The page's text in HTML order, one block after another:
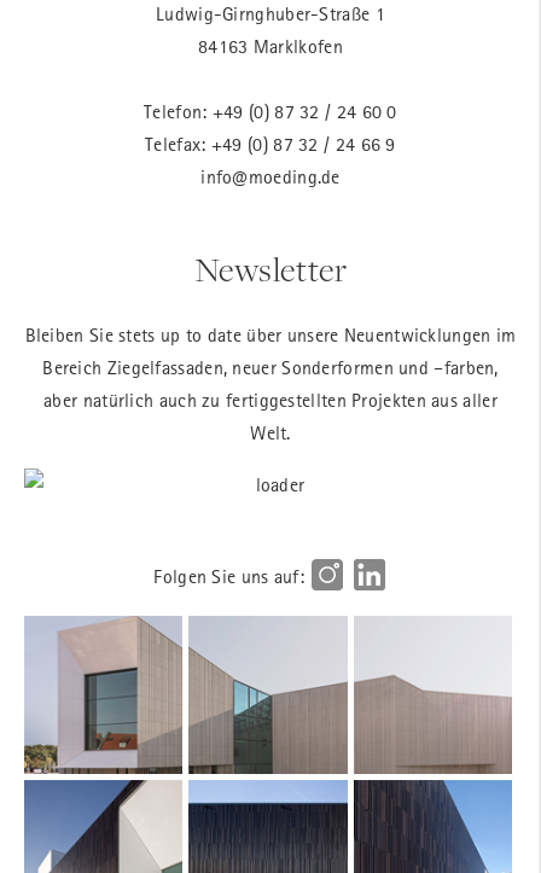
Ludwig-Girnghuber-Straße 1
84163 Marklkofen
Telefon: +49 (0) 87 32 / 24 60 0
Telefax: +49 (0) 87 32 / 24 66 9
info@moeding.de
Newsletter
Bleiben Sie stets up to date über unsere Neuentwicklungen im
Bereich Ziegelfassaden, neuer Sonderformen und –farben,
aber natürlich auch zu fertiggestellten Projekten aus aller
Welt.
Folgen Sie uns auf: